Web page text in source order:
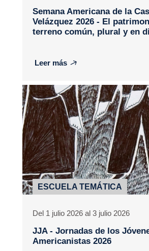
Semana Americana de la
Velázquez 2026 - El
terreno común, plural y en
Leer más
ESCUELA TEMÁTICA
Del 1 julio 2026 al 3 julio 2026
JJA - Jornadas de los
Americanistas 2026